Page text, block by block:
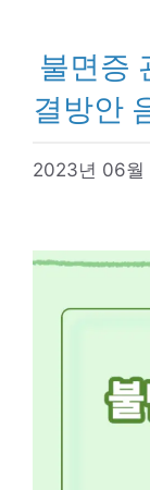
불면증
결방안
2023년 06월